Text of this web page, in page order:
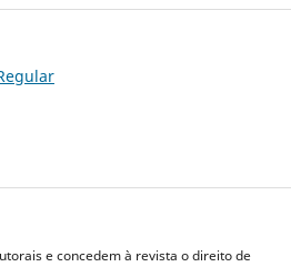
e concedem à revista o direito de